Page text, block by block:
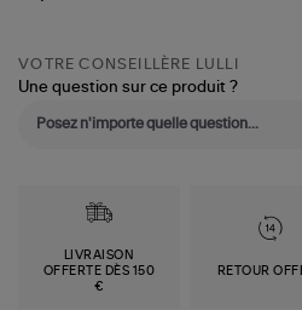
VOTRE CONSEILLÈRE LULLI
Une question sur ce produit ?
LIVRAISON
OFFERTE DÈS 150
€
RETOUR